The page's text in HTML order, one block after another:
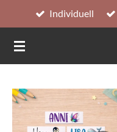
Hauptinhalt
springen
Individuell